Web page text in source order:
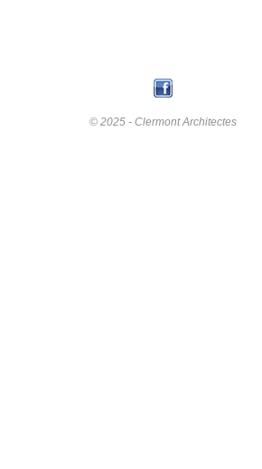
© 2025 - Clermont Architectes